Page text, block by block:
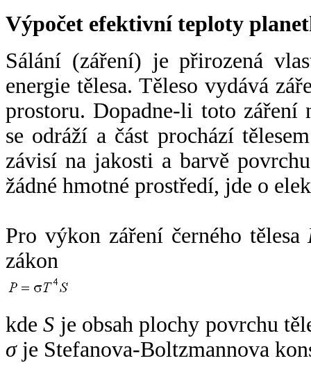
Výpočet efektivní teploty
Sálání (záření) je přirozená
energie tělesa. Těleso vydává
prostoru. Dopadne-li toto záření
se odráží a část prochází
závisí na jakosti a barvě
žádné hmotné prostředí, jde o
Pro výkon záření černého tělesa
zákon
kdeS je obsah plochy povrchu
σje Stefanova-Boltzmannova